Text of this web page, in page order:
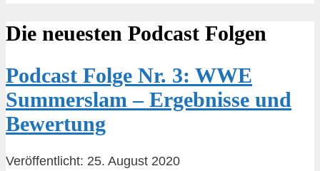
Die neuesten Podcast Folgen
Podcast Folge Nr. 3: WWE
Summerslam – Ergebnisse und
Bewertung
Veröffentlicht: 25. August 2020